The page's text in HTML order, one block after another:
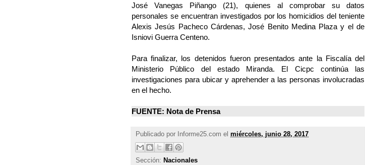
José Vanegas Piñango (21), quienes al comprobar su datos
personales se encuentran investigados por los homicidios del teniente
Alexis Jesús Pacheco Cárdenas, José Benito Medina Plaza y el de
Isniovi Guerra Centeno.
Para finalizar, los detenidos fueron presentados ante la Fiscalía del
Ministerio Público del estado Miranda. El Cicpc continúa las
investigaciones para ubicar y aprehender a las personas involucradas
en el hecho.
FUENTE: Nota de Prensa
Publicado por Informe25.com el miércoles, junio 28, 2017
Sección: Nacionales